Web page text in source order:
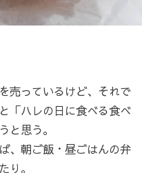
売っているけど、それで
「ハレの日に食べる食べ
と思う。
、朝ご飯・昼ごはんの弁
り。